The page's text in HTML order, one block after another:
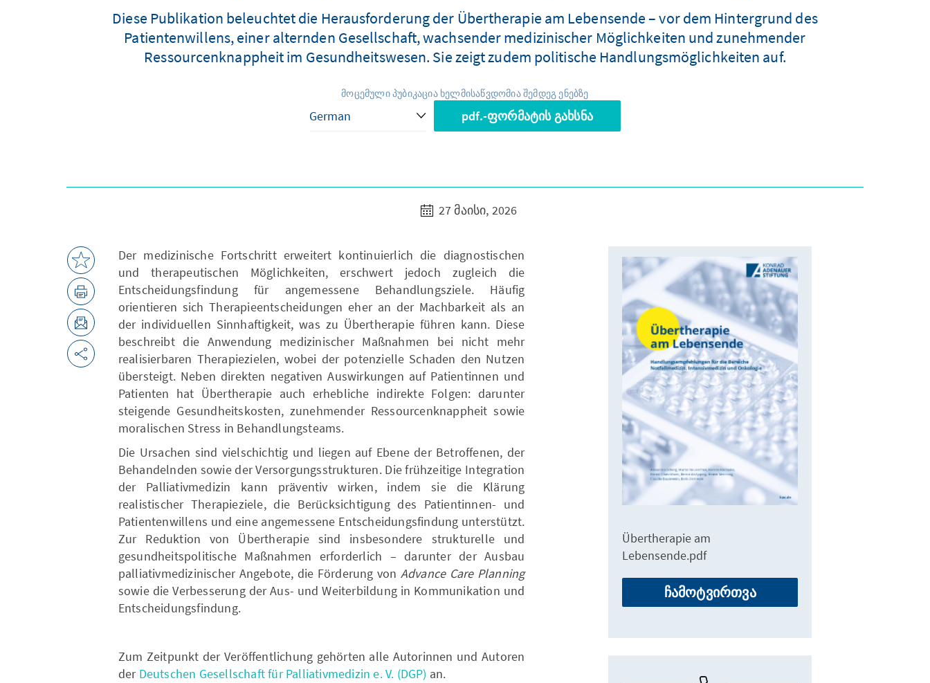
Diese Publikation beleuchtet die Herausforderung der Übertherapie am Lebensende – vor dem Hintergrund des
Patientenwillens, einer alternden Gesellschaft, wachsender medizinischer Möglichkeiten und zunehmender
Ressourcenknappheit im Gesundheitswesen. Sie zeigt zudem politische Handlungsmöglichkeiten auf.
მოცემული პუბიკაცია ხელმისაწვდომია შემდეგ ენებზე
pdf.-ფორმატის გახსნა
27 მაისი, 2026
Der medizinische Fortschritt erweitert kontinuierlich die diagnostischen
und therapeutischen Möglichkeiten, erschwert jedoch zugleich die
Entscheidungsfindung für angemessene Behandlungsziele. Häufig
orientieren sich Therapieentscheidungen eher an der Machbarkeit als an
der individuellen Sinnhaftigkeit, was zu Übertherapie führen kann. Diese
beschreibt die Anwendung medizinischer Maßnahmen bei nicht mehr
realisierbaren Therapiezielen, wobei der potenzielle Schaden den Nutzen
übersteigt. Neben direkten negativen Auswirkungen auf Patientinnen und
Patienten hat Übertherapie auch erhebliche indirekte Folgen: darunter
steigende Gesundheitskosten, zunehmender Ressourcenknappheit sowie
moralischen Stress in Behandlungsteams.
Die Ursachen sind vielschichtig und liegen auf Ebene der Betroffenen, der
Behandelnden sowie der Versorgungsstrukturen. Die frühzeitige Integration
der Palliativmedizin kann präventiv wirken, indem sie die Klärung
realistischer Therapieziele, die Berücksichtigung des Patientinnen- und
Patientenwillens und eine angemessene Entscheidungsfindung unterstützt.
Zur Reduktion von Übertherapie sind insbesondere strukturelle und
gesundheitspolitische Maßnahmen erforderlich – darunter der Ausbau
palliativmedizinischer Angebote, die Förderung von Advance Care Planning
sowie die Verbesserung der Aus- und Weiterbildung in Kommunikation und
Entscheidungsfindung.
Zum Zeitpunkt der Veröffentlichung gehörten alle Autorinnen und Autoren
der Deutschen Gesellschaft für Palliativmedizin e. V. (DGP) an.
Übertherapie am
Lebensende.pdf
ჩამოტვირთვა